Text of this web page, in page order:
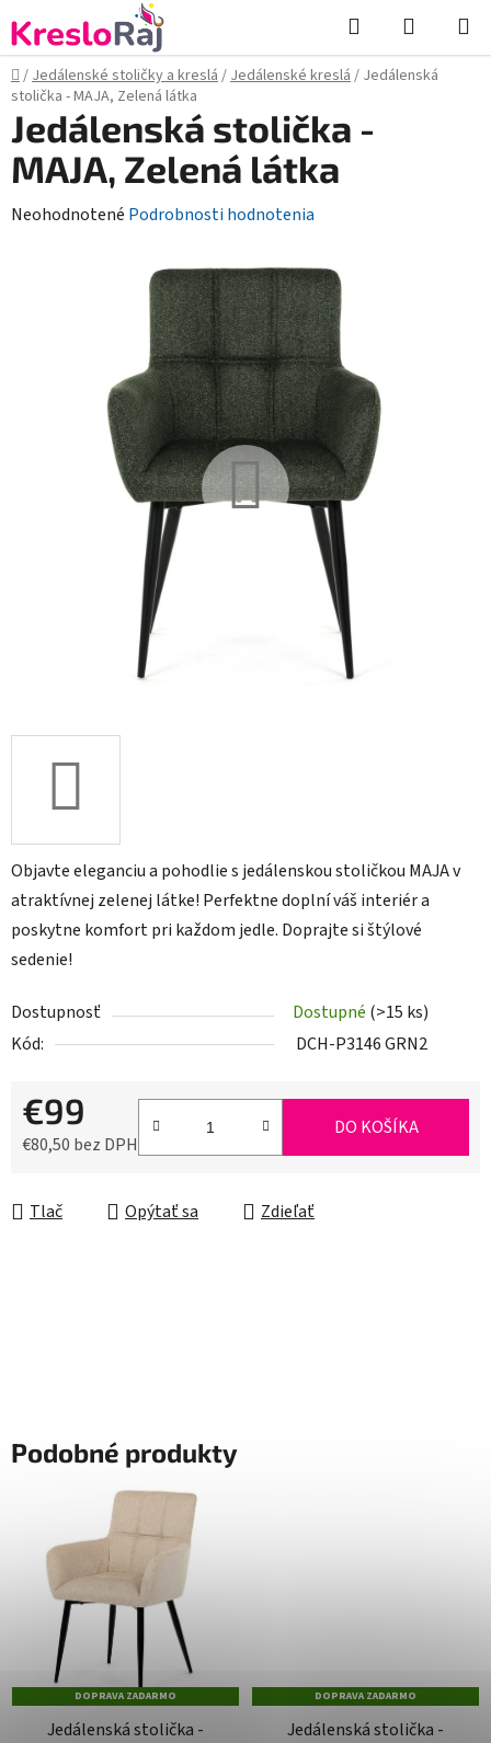
na
obsah
Hľadať
KOŠÍK
Domov
/Jedálenské stoličky a kreslá/Jedálenské kreslá/ Jedálenská
stolička - MAJA, Zelená látka
Objavte eleganciu a pohodlie s jedálenskou stoličkou MAJA v
atraktívnej zelenej látke! Perfektne doplní váš interiér a
poskytne komfort pri každom jedle. Doprajte si štýlové
sedenie!
Dostupnosť Dostupné (>15 ks)
Kód:
DCH-P3146 GRN2
€99
€80,50 bez DPH
DO KOŠÍKA
Tlač Opýtať sa Zdieľať
Jedálenská stolička -
MAJA, Zelená látka
Priemerné
Neohodnotené Podrobnosti hodnotenia
Podobné produkty
DOPRAVA ZADARMO
Jedálenská stolička -
DOPRAVA ZADARMO
Jedálenská stolička -